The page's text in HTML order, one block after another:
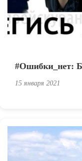
#Ошибки_нет:
15 января 2021